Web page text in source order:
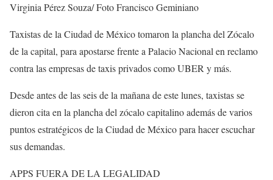
Virginia Pérez Souza/ Foto Francisco Geminiano
Taxistas de la Ciudad de México tomaron la plancha del Zócalo
de la capital, para apostarse frente a Palacio Nacional en reclamo
contra las empresas de taxis privados como UBER y más.
Desde antes de las seis de la mañana de este lunes, taxistas se
dieron cita en la plancha del zócalo capitalino además de varios
puntos estratégicos de la Ciudad de México para hacer escuchar
sus demandas.
APPS FUERA DE LA LEGALIDAD